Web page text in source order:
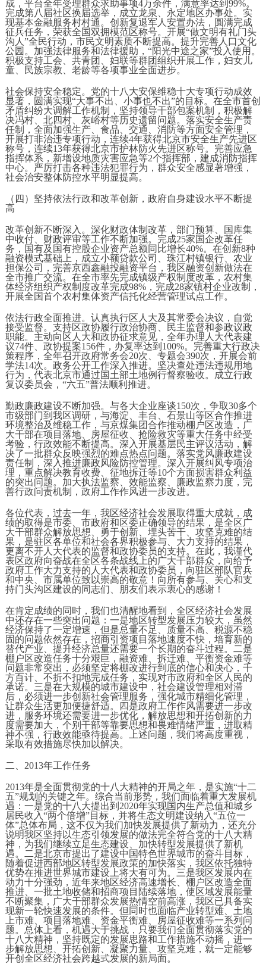
成，平台全年受理群众求助事项4万余件，满意率达到99%。
完成第八届社区换届选举，成立龙泉、永定地区办事处。实
现基本金融服务村村通。创新复退军人安置办法，圆满完成
征兵任务，荣获全国双拥模范区称号。开展“做文明有礼门头
沟人”全民行动，市民文明素质不断提高。提升完善人口文化
公园。加强法律服务和法律援助，“阳光中途之家”投入使用。
积极支持工会、共青团、妇联等群团组织开展工作，妇女儿
童、民族宗教、老龄等各项事业全面进步。
社会保持安全稳定。党的十八大安保维稳十大专项行动成效
显著，圆满实现“大事不出、小事也不出”的目标。在全市首创
矛盾纠纷大调解工作机制，坚持领导干部包案机制，积极解
决冯村、北四村、灰峪村等历史遗留问题。落实安全生产责
任制，全面加强生产、食品、交通、消防等方面安全管理，
开展打非治违专项行动，连续4年获得北京市安全生产先进区
称号，连续13年获得北京市护林防火先进区称号。完善应急
指挥体系，新增设地质灾害应急等2个指挥部，建成消防指挥
中心。严厉打击各种违法犯罪行为，群众安全感显著增强，
社会治安整体防控水平明显提高。
（四）坚持依法行政和改革创新，政府自身建设水平不断提
高
改革创新不断深入。深化财政体制改革，部门预算、国库集
中收付、财政评审等工作不断加强。完成25家国企改革任
务，国有及国有控股企业资产总额同比增长40%。在创新8种
融资模式基础上，成立小额贷款公司、珠江村镇银行、农业
担保公司，完善京西鑫融投融资平台，我区融资创新做法在
全市推广交流。在全市率先完成镇级产权制度改革，农村集
体经济组织产权制度改革完成98%，完成28家镇村企业改制，
开展全国首个农村集体资产信托化经营管理试点工作。
依法行政全面推进。认真执行区人大及其常委会决议，自觉
接受监督。支持区政协履行政治协商、民主监督和参政议政
职能。主动向区人大和政协征求意见，全年办理人大代表建
议74件、政协提案156件，办复率达到100%。完善重大行政决
策程序，全年召开政府常务会20次、专题会390次，开展会前
学法14次。政务公开工作深入推进。坚决查处违法违规用地
行为，代表北京市通过国土部土地例行督察验收。成立行政
复议委员会，“六五”普法顺利推进。
勤政廉政建设不断加强。与各大企业座谈150次，争取30多个
市级部门到我区调研，与海淀、丰台、石景山等区合作推进
环境整治及维稳工作，与京煤集团合作推动棚户区改造，广
大干部在项目落地、房屋征收、抢险救灾等重大任务中经受
考验，行政效能不断提高。深入开展基层民主评议活动，解
决了一批群众反映强烈的难点热点问题。落实党风廉政建设
责任制，深入推进廉政风险防控管理。深入开展纠风专项治
理，重点解决教育收费、征地拆迁等10个方面损害群众利益
的突出问题。加大执法监察、效能监察、廉政监察力度，完
善行政问责机制，政府工作作风进一步改进。
各位代表，过去一年，我区经济社会发展取得重大成就，成
绩的取得是市委、市政府和区委正确领导的结果，是全区广
大干部群众解放思想、勇于创新、埋头苦干、攻坚克难的结
果，是驻区各单位和社会各界积极参与、大力支持的结果，
更离不开人大代表的监督和政协委员的支持。在此，我谨代
表区政府向奋战在全区各条战线上的广大干部群众，向给予
政府工作大力支持的人大代表和政协委员，向驻区部队官兵
和中央、市属单位致以崇高的敬意！向所有参与、关心和支
持门头沟区建设的同志们、朋友们表示衷心的感谢！
在肯定成绩的同时，我们也清醒地看到，全区经济社会发展
中还存在一些突出问题：一是地区转型发展压力较大，虽然
经济保持了一定增速，但是总量不足、质量不高、税源不稳
固的问题依然存在，招商引资项目落地速度不快，培育新的
替代产业、提升经济总量还需要一个长期的奋斗过程。二是
棚户区改造任务十分艰巨，融资难、拆迁难、平衡资金难等
问题非常突出，必须坚定将棚改进行到底的信心和决心，千
方百计、不折不扣地完成任务，实现对市政府和全区人民的
承诺。三是在大规模的城市建设中，社会建设管理相对滞
后，必须进一步创新社会管理服务，强化城市精细化管理，
让群众生活更加便捷舒适。四是政府工作作风需要进一步改
进，服务环境还需要进一步优化，解放思想和开拓创新的力
度需要加大，个别干部等靠要思想和畏难情绪严重，进取精
神不强，行政效能亟待提高。上述问题，我们将高度重视，
采取有效措施尽快加以解决。
二、2013年工作任务
2013年是全面贯彻党的十八大精神的开局之年，是实施“十二
五”规划的关键之年。综合当前形势，我们面临着重大发展机
遇：一是党的十八大提出到2020年实现国内生产总值和城乡
居民收入“两个倍增”目标，并将生态文明建设纳入“五位一
体”总体布局，这不仅为我们加快发展提供了新动力，还充分
说明我区坚持以生态引领发展的做法完全符合党的十八大精
神，为我们继续立足生态建设、加快转型发展提供了新机
遇。二是北京市提出了建设中国特色世界城市的奋斗目标，
随着促进西部地区转型发展政策的加快落实，我区依托独特
优势在推进世界城市建设上将大有可为。三是我区发展内在
动力十分强劲，近年来地区经济高速增长、棚户区改造全面
推进、一批土地收储和招商项目陆续落地，使区域发展能量
不断聚集，广大干部群众发展热情空前高涨，我区已具备实
现新一轮快速发展的条件。但同时也面临产业转型难、土地
上市难、项目落地难、资金平衡难、房屋征收难等一系列问
题。总体上看，机遇大于挑战，只要我们全面贯彻落实党的
十八大精神，坚持既定的发展思路和工作措施不动摇，进一
步解放思想、开拓创新、凝聚力量、攻坚克难，就一定能够
开创全区经济社会跨越式发展的新局面。